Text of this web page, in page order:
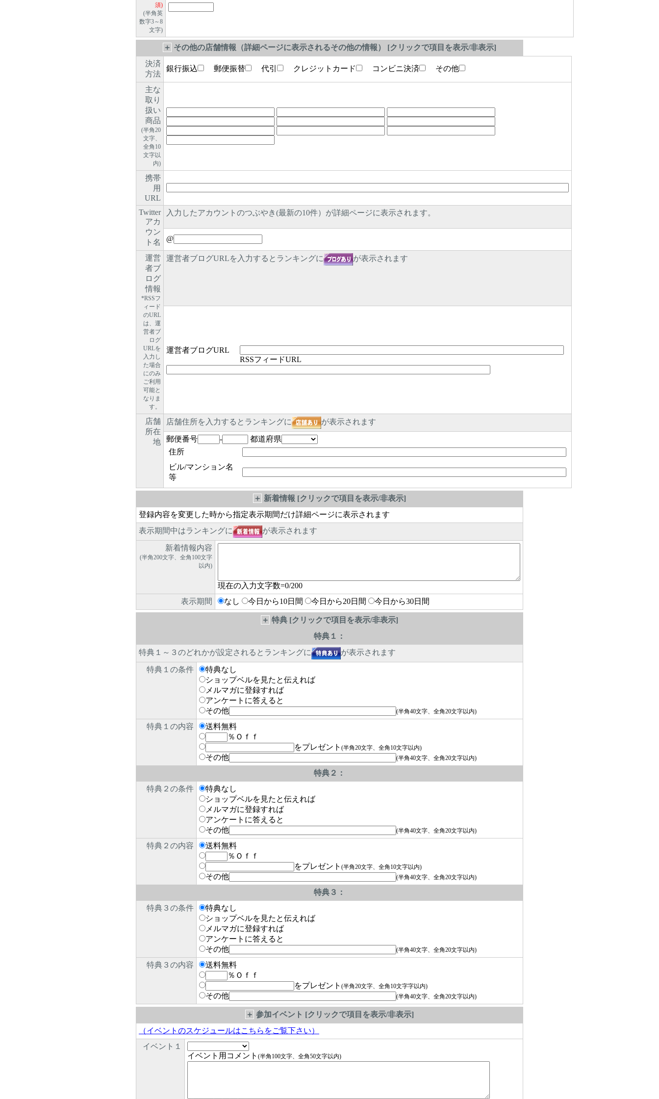
須)
(半角英
数字3～8
文字)
＋ その他の店舗情報（詳細ページに表示されるその他の情報） [クリックで項目を表示/非表示]
決済
方法
銀行振込 郵便振替 代引 クレジットカード コンビニ決済 その他
主な
取り
扱い
商品
(半角20
文字、
全角10
文字以
内)
携帯
用
URL
Twitter
アカ
ウン
ト名
入力したアカウントのつぶやき(最新の10件）が詳細ページに表示されます。
@
運営
者ブ
ログ
情報
*RSSフ
ィード
のURL
は、運
営者ブ
ログ
URLを
入力し
た場合
にのみ
ご利用
可能と
なりま
す。
運営者ブログURLを入力するとランキングに が表示されます
運営者ブログURL
RSSフィードURL
店舗
所在
地
店舗住所を入力するとランキングに が表示されます
郵便番号 -
都道府県
住所
ビル/マンション名
等
＋ 新着情報 [クリックで項目を表示/非表示]
登録内容を変更した時から指定表示期間だけ詳細ページに表示されます
表示期間中はランキングに
が表示されます
新着情報内容
(半角200文字、全角100文字
以内)
現在の入力文字数=0/200
表示期間
なし 今日から10日間 今日から20日間 今日から30日間
＋ 特典 [クリックで項目を表示/非表示]
特典１：
特典１～３のどれかが設定されるとランキングに
が表示されます
特典１の条件
特典なし
ショップベルを見たと伝えれば
メルマガに登録すれば
アンケートに答えると
その他
(半角40文字、全角20文字以内)
特典１の内容
送料無料
％Ｏｆｆ
をプレゼント (半角20文字、全角10文字以内)
その他 (半角40文字、全角20文字以内)
特典２：
特典２の条件
特典なし
ショップベルを見たと伝えれば
メルマガに登録すれば
アンケートに答えると
その他
(半角40文字、全角20文字以内)
特典２の内容
送料無料
％Ｏｆｆ
をプレゼント (半角20文字、全角10文字以内)
その他 (半角40文字、全角20文字以内)
特典３：
特典３の条件
特典なし
ショップベルを見たと伝えれば
メルマガに登録すれば
アンケートに答えると
その他
(半角40文字、全角20文字以内)
特典３の内容
送料無料
％Ｏｆｆ
をプレゼント (半角20文字、全角10文字字以内)
その他 (半角40文字、全角20文字以内)
＋ 参加イベント [クリックで項目を表示/非表示]
（イベントのスケジュールはこちらをご覧下さい）
イベント１
イベント用コメント (半角100文字、全角50文字以内)